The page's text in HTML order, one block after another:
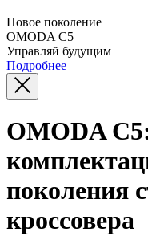
Новое поколение
OMODA C5
Управляй будущим
Подробнее
OMODA
поколения
кроссовера